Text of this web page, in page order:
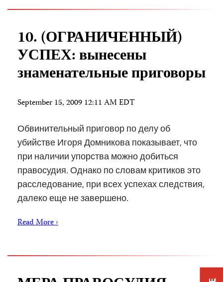
10. (ОГРАНИЧЕННЫЙ)
УСПЕХ: вынесены
знаменательные приговоры
September 15, 2009 12:11 AM EDT
Обвинительный приговор по делу об
убийстве Игоря Домникова показывает, что
при наличии упорства можно добиться
правосудия. Однако по словам критиков это
расследование, при всех успехах следствия,
далеко еще не завершено.
Read More ›